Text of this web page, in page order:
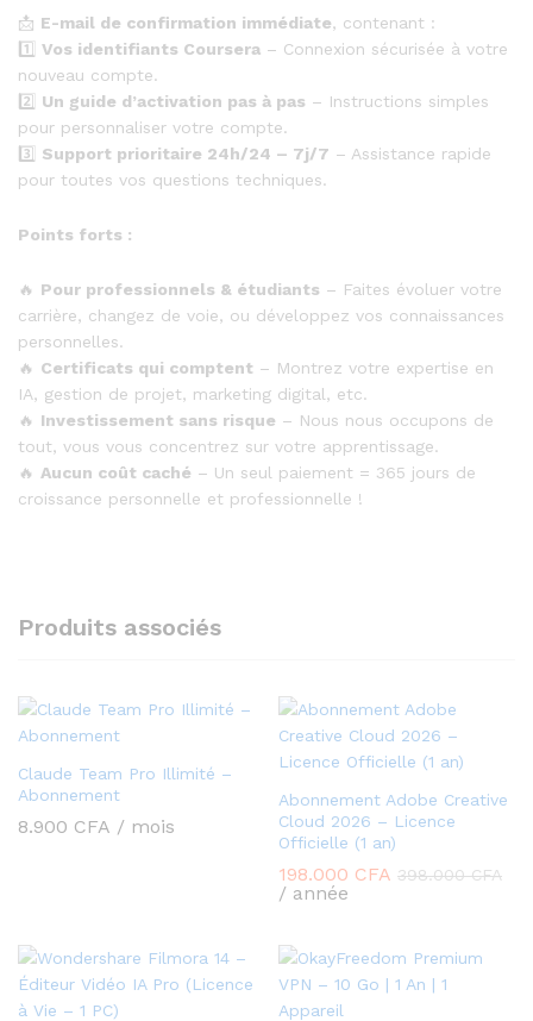
📩 E-mail de confirmation immédiate, contenant :
1️⃣ Vos identifiants Coursera – Connexion sécurisée à votre
nouveau compte.
2️⃣ Un guide d’activation pas à pas – Instructions simples
pour personnaliser votre compte.
3️⃣ Support prioritaire 24h/24 – 7j/7 – Assistance rapide
pour toutes vos questions techniques.
Points forts :
🔥 Pour professionnels & étudiants – Faites évoluer votre
carrière, changez de voie, ou développez vos connaissances
personnelles.
🔥 Certificats qui comptent – Montrez votre expertise en
IA, gestion de projet, marketing digital, etc.
🔥 Investissement sans risque – Nous nous occupons de
tout, vous vous concentrez sur votre apprentissage.
🔥 Aucun coût caché – Un seul paiement = 365 jours de
croissance personnelle et professionnelle !
Produits associés
Claude Team Pro Illimité –
Abonnement
8.900 CFA / mois
Abonnement Adobe Creative
Cloud 2026 – Licence
Officielle (1 an)
198.000 CFA 398.000CFA
/ année